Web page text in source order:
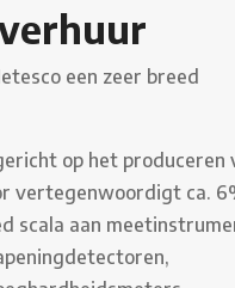
een zeer breed
op het produceren
vertegenwoordigt ca.
scala aan